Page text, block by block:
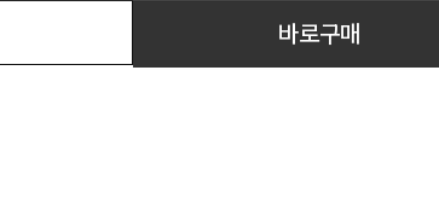
바로구매